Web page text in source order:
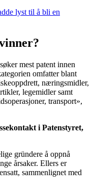
lyst til å bli en
mest patent innen
omfatter blant
næringsmidler,
legemidler samt
transport»,
i Patenstyret,
gründere å oppnå
årsaker. Ellers er
sammenlignet med